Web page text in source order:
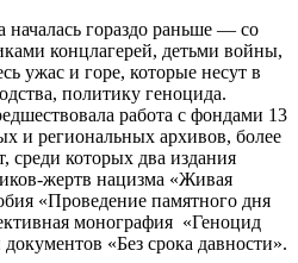
началась гораздо раньше — со
концлагерей, детьми войны,
ужас и горе, которые несут в
политику геноцида.
работа с фондами 13
и региональных архивов, более
среди которых два издания
жертв нацизма «Живая
«Проведение памятного дня
монография «Геноцид
«Без срока давности».